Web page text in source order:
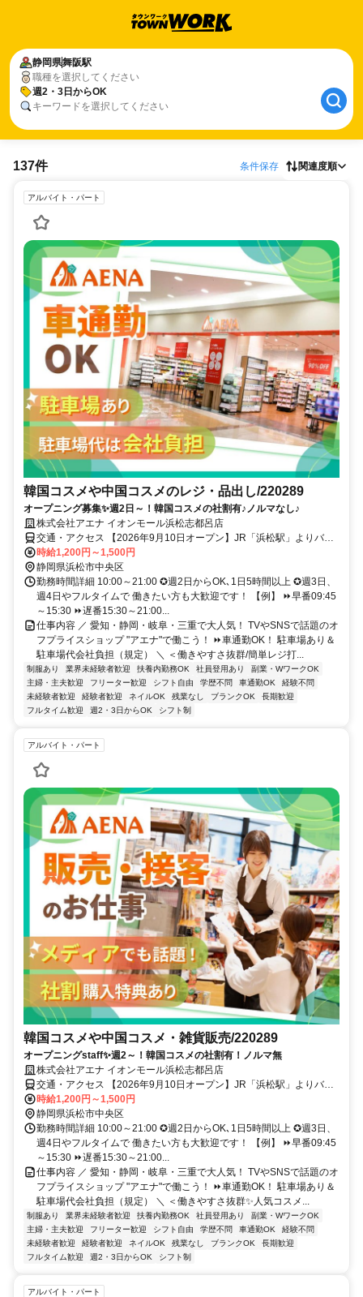
静岡県舞阪駅
職種を選択してください
週2・3日からOK
キーワードを選択してください
137件 条件保存 関連度順
アルバイト・パート
韓国コスメや中国コスメのレジ・品出し/220289
オープニング募集✨週2日～！韓国コスメの社割有♪ノルマなし♪
株式会社アエナ イオンモール浜松志都呂店
交通・アクセス 【2026年9月10日オープン】JR「浜松駅」よりバス
30分★車通勤OK（社内規定有）→駐車場のご用意と駐車場代はアエ
ナが負担します！
時給1,200円～1,500円
静岡県浜松市中央区
勤務時間詳細 10:00～21:00 ✪週2日からOK､1日5時間以上 ✪週3日、
週4日やフルタイムで 働きたい方も大歓迎です！ 【例】 ⏩早番09:45
～15:30 ⏩遅番15:30～21:00...
仕事内容 ／ 愛知・静岡・岐阜・三重で大人気！ TVやSNSで話題のオ
フプライスショップ "アエナ"で働こう！ ⏩車通勤OK！ 駐車場あり＆
駐車場代会社負担（規定） ＼ ＜働きやすさ抜群/簡単レジ打...
制服あり 業界未経験者歓迎 扶養内勤務OK 社員登用あり
副業・WワークOK
主婦・主夫歓迎
フリーター歓迎 シフト自由 学歴不問 車通勤OK
経験不問
未経験者歓迎
経験者歓迎 ネイルOK 残業なし ブランクOK
長期歓迎
フルタイム歓迎
週2・3日からOK シフト制
アルバイト・パート
韓国コスメや中国コスメ・雑貨販売/220289
オープニングstaff✨週2～！韓国コスメの社割有！ノルマ無
株式会社アエナ イオンモール浜松志都呂店
交通・アクセス 【2026年9月10日オープン】JR「浜松駅」よりバス
30分★車通勤OK（社内規定有）→駐車場のご用意と駐車場代はアエ
ナが負担します！
時給1,200円～1,500円
静岡県浜松市中央区
勤務時間詳細 10:00～21:00 ✪週2日からOK､1日5時間以上 ✪週3日、
週4日やフルタイムで 働きたい方も大歓迎です！ 【例】 ⏩早番09:45
～15:30 ⏩遅番15:30～21:00...
仕事内容 ／ 愛知・静岡・岐阜・三重で大人気！ TVやSNSで話題のオ
フプライスショップ "アエナ"で働こう！ ⏩車通勤OK！ 駐車場あり＆
駐車場代会社負担（規定） ＼ ＜働きやすさ抜群✨人気コスメ...
制服あり 業界未経験者歓迎 扶養内勤務OK 社員登用あり
副業・WワークOK
主婦・主夫歓迎
フリーター歓迎 シフト自由 学歴不問 車通勤OK
経験不問
未経験者歓迎
経験者歓迎 ネイルOK 残業なし ブランクOK
長期歓迎
フルタイム歓迎
週2・3日からOK シフト制
アルバイト・パート